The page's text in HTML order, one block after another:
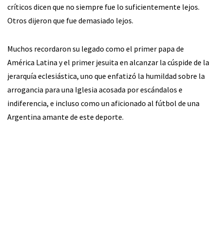
críticos dicen que no siempre fue lo suficientemente lejos.
Otros dijeron que fue demasiado lejos.
Muchos recordaron su legado como el primer papa de
América Latina y el primer jesuita en alcanzar la cúspide de la
jerarquía eclesiástica, uno que enfatizó la humildad sobre la
arrogancia para una Iglesia acosada por escándalos e
indiferencia, e incluso como un aficionado al fútbol de una
Argentina amante de este deporte.